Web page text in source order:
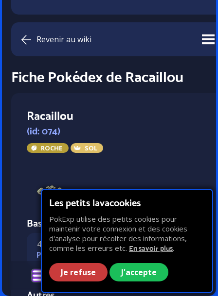
Revenir au wiki
Fiche Pokédex de Racaillou
Racaillou
(id: 074)
ROCHE SOL
Bases statistiques
40
PV
55
65
Défense
20
Vitesse
Les petits lavacookies
PokExp utilise des petits cookies pour
maintenir votre connexion et des cookies
d'analyse pour récolter des informations,
comme les erreurs etc. En savoir plus.
Je refuse J'accepte